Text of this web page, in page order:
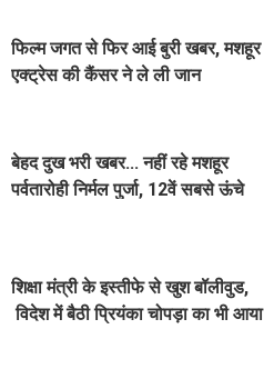
फिल्म जगत से फिर आई बुरी खबर, मशहूर
एक्ट्रेस की कैंसर ने ले ली जान
बेहद दुख भरी खबर... नहीं रहे मशहूर
पर्वतारोही निर्मल पुर्जा, 12वें सबसे ऊंचे
शिक्षा मंत्री के इस्तीफे से खुश बॉलीवुड,
विदेश में बैठी प्रियंका चोपड़ा का भी आया